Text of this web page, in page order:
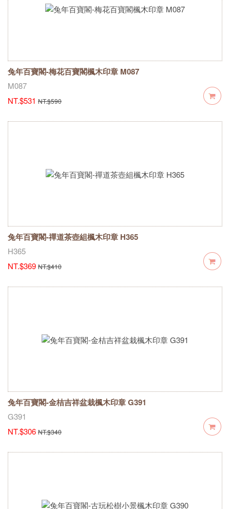
兔年百寶閣-梅花百寶閣楓木印章 M087
M087
NT.$531 NT.$590
兔年百寶閣-禪道茶壺組楓木印章 H365
H365
NT.$369 NT.$410
兔年百寶閣-金桔吉祥盆栽楓木印章 G391
G391
NT.$306 NT.$340